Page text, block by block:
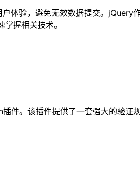
体验，避免无效数据提交。jQuery
握相关技术。
件。该插件提供了一套强大的验证